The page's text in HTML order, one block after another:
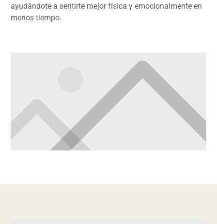
ayudándote a sentirte mejor física y emocionalmente en
menos tiempo.